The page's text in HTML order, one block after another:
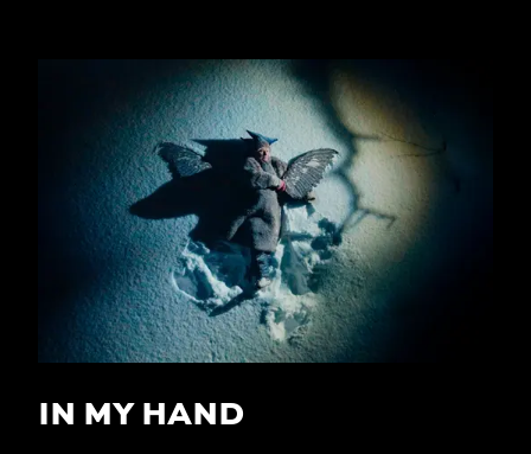
IN MY HAND